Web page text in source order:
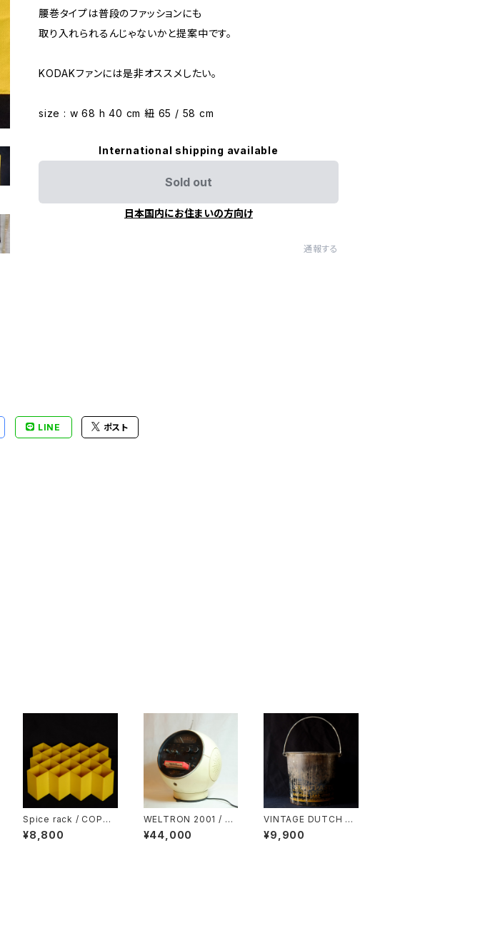
腰巻タイプは普段のファッションにも
取り入れられるんじゃないかと提案中です。
KODAKファンには是非オススメしたい。
size : w 68 h 40 cm 紐 65 / 58 cm
International shipping available
Sold out
日本国内にお住まいの方向け
通報する
LINE ポスト
Spice rack / COPCO
/ U.S.A.
¥8,800
WELTRON 2001 / 70
s
¥44,000
VINTAGE DUTCH B
OY PAINT BUCKET /
U.S.A.
¥9,900